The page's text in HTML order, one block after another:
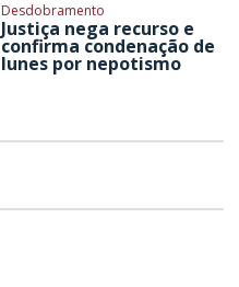
Desdobramento
Justiça nega recurso e
confirma condenação de
Iunes por nepotismo